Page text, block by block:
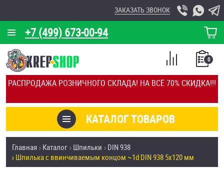
РАСПРОДАЖА РОЗНИЧНОГО СКЛАДА! НА ВСЁ 70% СКИДКА!!!
+7 (499) 673-00-94
ЗАКАЗАТЬ ЗВОНОК
КОРЗИНА
О КОМПАНИИ
КАЛЬКУЛЯТОР
ОТЗЫВЫ
УСЛУГИ
СКИДКИ
КАТАЛОГ ТОВАРОВ
0
СПИСОК
СРАВНЕНИЕ
Товары со скидкой
Анкеры
Главная Каталог Шпильки
DIN 938
Шпилька c ввинчиваемым концом ~1d DIN 938 5х120 мм